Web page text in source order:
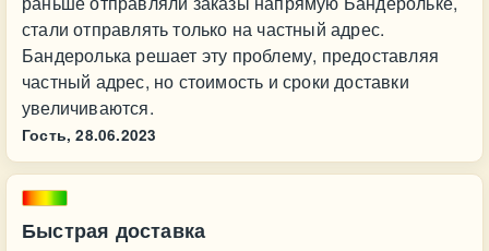
стали отправлять только на частный адрес.
Бандеролька решает эту проблему, предоставляя
частный адрес, но стоимость и сроки доставки
увеличиваются.
Гость, 28.06.2023
Быстрая доставка